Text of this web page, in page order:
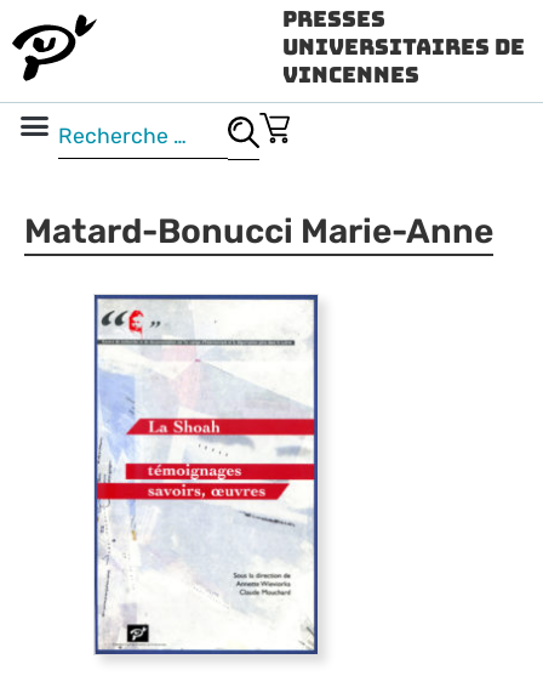
Presses
Universitaires de
Vincennes
Matard-Bonucci Marie-Anne